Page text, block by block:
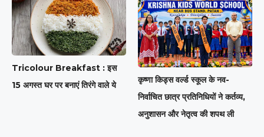
Tricolour Breakfast : इस
15 अगस्त घर पर बनाएं तिरंगे वाले ये
कृष्णा किड्स वर्ल्ड स्कूल के नव-
निर्वाचित छात्र प्रतिनिधियों ने कर्तव्य,
अनुशासन और नेतृत्व की शपथ ली